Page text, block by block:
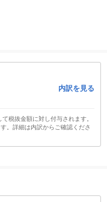
内訳を見る
税抜金額に対し付与されます。
。詳細は内訳からご確認くださ